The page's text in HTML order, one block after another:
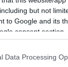
but not
to Google and its
consent section.
Data Processing
εκδ.
τον
οδυνηρή
σχέσης,